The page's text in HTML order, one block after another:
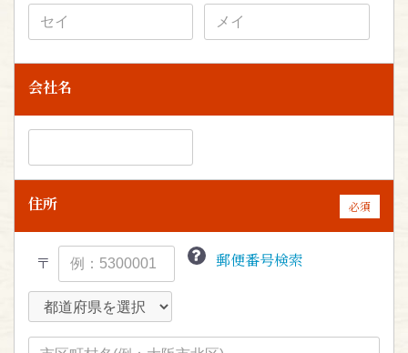
会社名
住所 必須
〒 郵便番号検索